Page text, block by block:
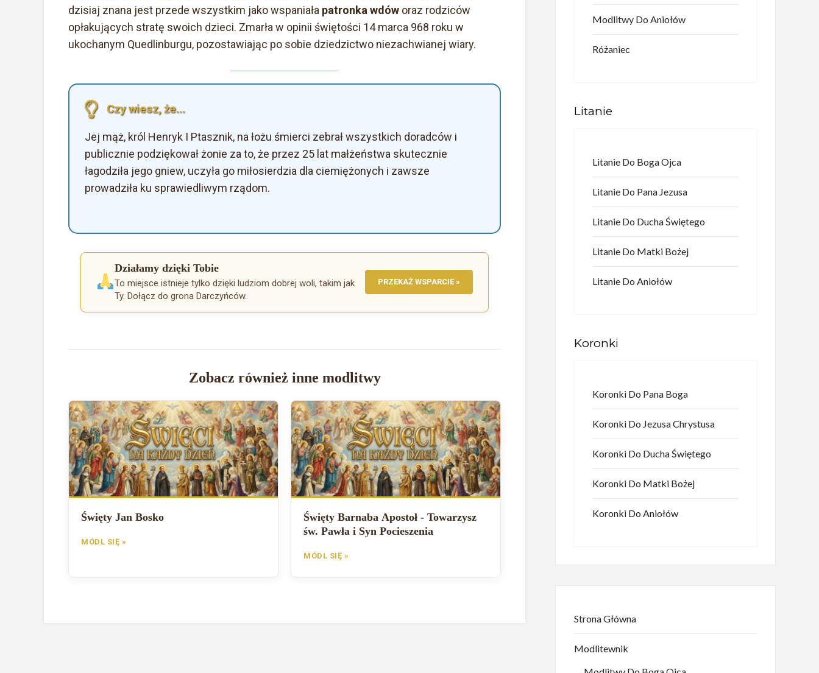
dzisiaj znana jest przede wszystkim jako wspaniała patronka wdów oraz rodziców
opłakujących stratę swoich dzieci. Zmarła w opinii świętości 14 marca 968 roku w
ukochanym Quedlinburgu, pozostawiając po sobie dziedzictwo niezachwianej wiary.
Czy wiesz, że...
Jej mąż, król Henryk I Ptasznik, na łożu śmierci zebrał wszystkich doradców i
publicznie podziękował żonie za to, że przez 25 lat małżeństwa skutecznie
łagodziła jego gniew, uczyła go miłosierdzia dla ciemiężonych i zawsze
prowadziła ku sprawiedliwym rządom.
Działamy dzięki Tobie
To miejsce istnieje tylko dzięki ludziom dobrej woli, takim jak
Ty. Dołącz do grona Darczyńców.
PRZEKAŻ WSPARCIE »
Zobacz również inne modlitwy
Święty Jan Bosko
MÓDL SIĘ »
Święty Barnaba Apostoł - Towarzysz
św. Pawła i Syn Pocieszenia
MÓDL SIĘ »
Modlitwy Do Aniołów
Różaniec
Litanie
Litanie Do Boga Ojca
Litanie Do Pana Jezusa
Litanie Do Ducha Świętego
Litanie Do Matki Bożej
Litanie Do Aniołów
Koronki
Koronki Do Pana Boga
Koronki Do Jezusa Chrystusa
Koronki Do Ducha Świętego
Koronki Do Matki Bożej
Koronki Do Aniołów
Strona Główna
Modlitewnik